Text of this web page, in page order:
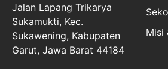
Jalan Lapang Trikarya
Sukamukti, Kec.
Sukawening, Kabupaten
Garut, Jawa Barat 44184
Misi